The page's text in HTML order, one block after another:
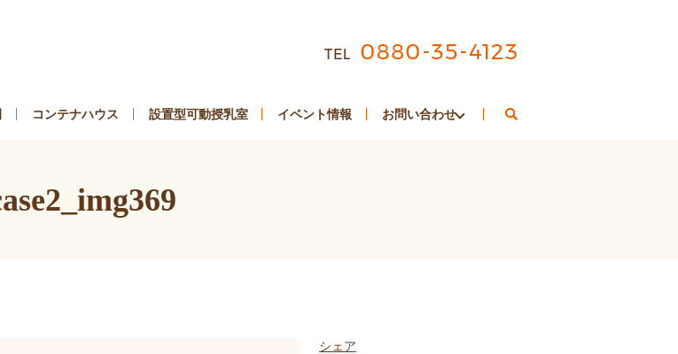
コンテナハウス 設置型可動授乳室 イベント情報 お問い合わせ
シェア